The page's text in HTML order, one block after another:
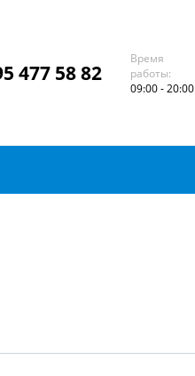
477 58 82
Время
работы:
09:00 - 20:00